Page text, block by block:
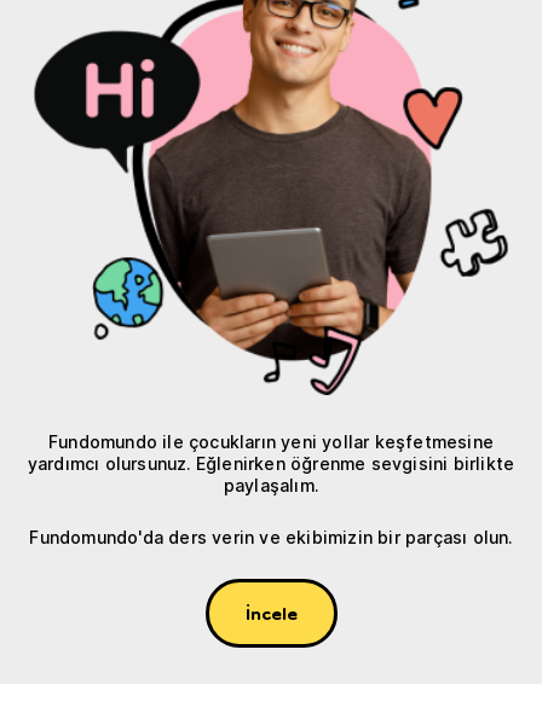
Fundomundo ile çocukların yeni yollar keşfetmesine
yardımcı olursunuz. Eğlenirken öğrenme sevgisini birlikte
paylaşalım.
Fundomundo'da ders verin ve ekibimizin bir parçası olun.
İncele